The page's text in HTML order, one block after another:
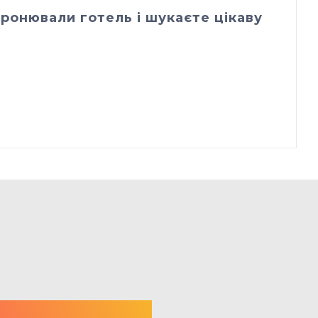
готель і шукаєте цікаву